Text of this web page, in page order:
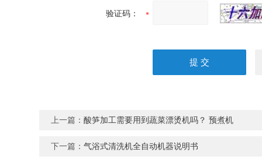
验证码：
上一篇：酸笋加工需要用到蔬菜漂烫机吗？ 预煮机
下一篇：气浴式清洗机全自动机器说明书